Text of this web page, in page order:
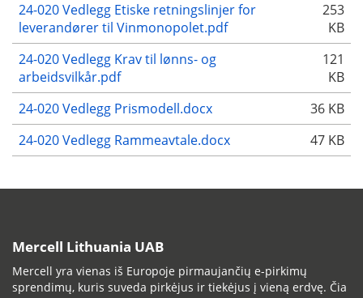
24-020 Vedlegg Etiske retningslinjer for
leverandører til Vinmonopolet.pdf
253
KB
24-020 Vedlegg Krav til lønns- og
arbeidsvilkår.pdf
121
KB
24-020 Vedlegg Prismodell.docx
36 KB
24-020 Vedlegg Rammeavtale.docx
47 KB
Mercell Lithuania UAB
Mercell yra vienas iš Europoje pirmaujančių e-pirkimų
sprendimų, kuris suveda pirkėjus ir tiekėjus į vieną erdvę. Čia